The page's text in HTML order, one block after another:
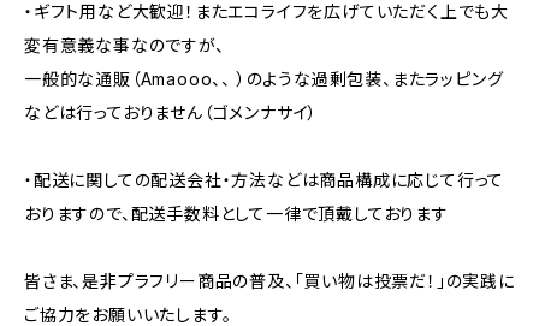
・ギフト用など大歓迎！またエコライフを広げていただく上でも大
変有意義な事なのですが、
一般的な通販（Amaooo、、 ）のような過剰包装、またラッピング
などは行っておりません（ゴメンナサイ）
・配送に関しての配送会社・方法などは商品構成に応じて行って
おりますので、配送手数料として一律で頂戴しております
皆さま、是非プラフリー商品の普及、「買い物は投票だ！」の実践に
ご協力をお願いいたします。